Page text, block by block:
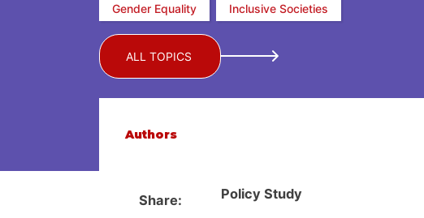
Gender Equality Inclusive Societies
ALL TOPICS
Authors
Share: Policy Study